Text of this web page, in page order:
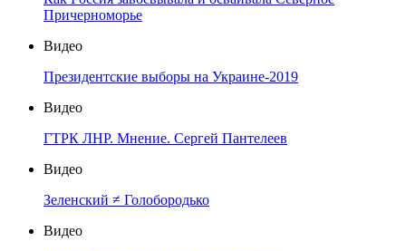
Причерноморье
Видео
Президентские выборы на Украине-2019
Видео
ГТРК ЛНР. Мнение. Сергей Пантелеев
Видео
Зеленский ≠ Голобородько
Видео